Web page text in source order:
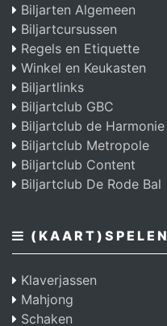
Biljarten Algemeen
Biljartcursussen
Regels en Etiquette
Winkel en Keukasten
Biljartlinks
Biljartclub GBC
Biljartclub de Harmonie
Biljartclub Metropole
Biljartclub Content
Biljartclub De Rode Bal
(KAART)SPELEN
Klaverjassen
Mahjong
Schaken